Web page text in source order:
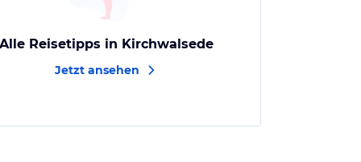
Alle Reisetipps in Kirchwalsede
Jetzt ansehen